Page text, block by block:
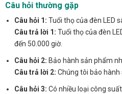
Câu hỏi thường gặp
Câu hỏi 1: Tuổi thọ của đèn LED
Câu trả lời 1: Tuổi thọ của đèn
đến 50.000 giờ.
Câu hỏi 2: Bảo hành sản phẩm
Câu trả lời 2: Chúng tôi bảo hành
Câu hỏi 3: Có nhiều loại công